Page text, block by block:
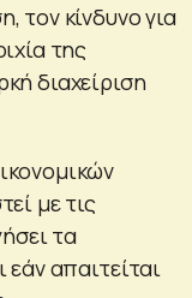
τον κίνδυνο για
της
διαχείριση
με τις
τα
απαιτείται